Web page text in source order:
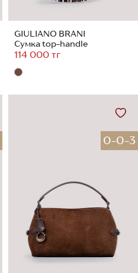
GIULIANO BRANI
Сумка top-handle
114 000 тг
0-0-3